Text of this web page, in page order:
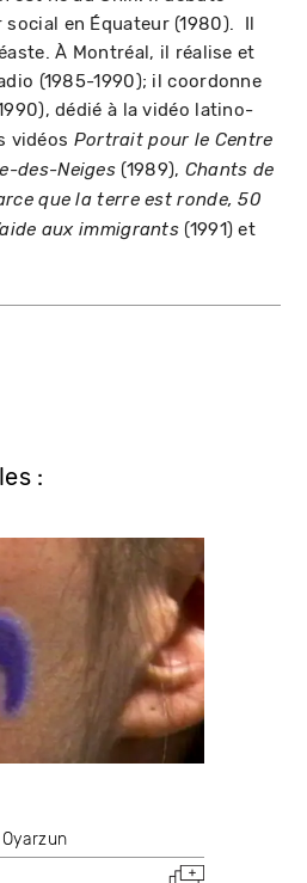
en Équateur (1980). Il
À Montréal, il réalise et
(1985-1990); il coordonne
dédié à la vidéo latino-
vidéos Portrait pour le Centre
des-Neiges (1989), Chants de
que la terre est ronde, 50
aux immigrants (1991) et
: